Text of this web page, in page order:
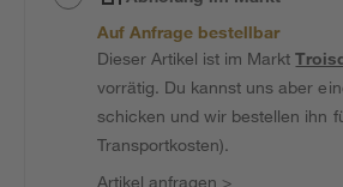
Auf Anfrage bestellbar
Dieser Artikel ist im Markt
vorrätig. Du kannst uns aber
schicken und wir bestellen ihn
Transportkosten).
Artikel anfragen >